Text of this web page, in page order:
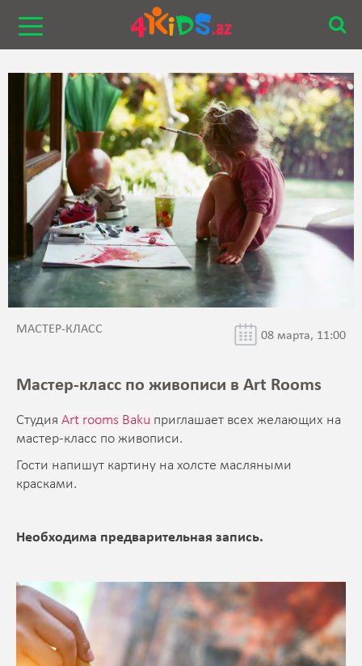
МАСТЕР-КЛАСС 08 марта, 11:00
Мастер-класс по живописи в Art Rooms
Студия Art rooms Baku приглашает всех желающих на
мастер-класс по живописи.
Гости напишут картину на холсте масляными
красками.
Необходима предварительная запись.